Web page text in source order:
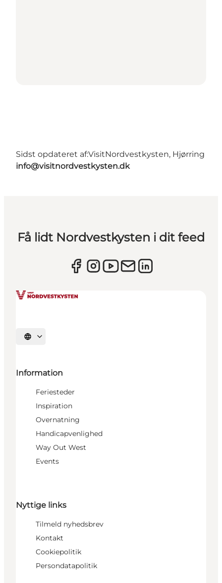
Sidst opdateret af:VisitNordvestkysten, Hjørring
info@visitnordvestkysten.dk
Få lidt Nordvestkysten i dit feed
Vælg sprog
Information
Feriesteder
Inspiration
Overnatning
Handicapvenlighed
Way Out West
Events
Nyttige links
Tilmeld nyhedsbrev
Kontakt
Cookiepolitik
Persondatapolitik